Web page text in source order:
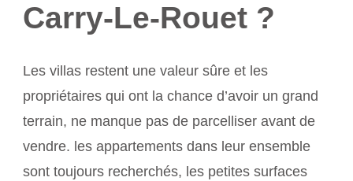
Carry-Le-Rouet ?
Les villas restent une valeur sûre et les
propriétaires qui ont la chance d’avoir un grand
terrain, ne manque pas de parcelliser avant de
vendre. les appartements dans leur ensemble
sont toujours recherchés, les petites surfaces